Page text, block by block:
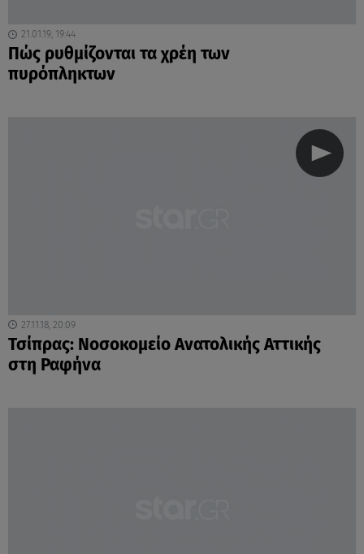
21.01.19, 19:44
Πώς ρυθμίζονται τα χρέη των
πυρόπληκτων
27.11.18, 20:09
Τσίπρας: Νοσοκομείο Ανατολικής Αττικής
στη Ραφήνα